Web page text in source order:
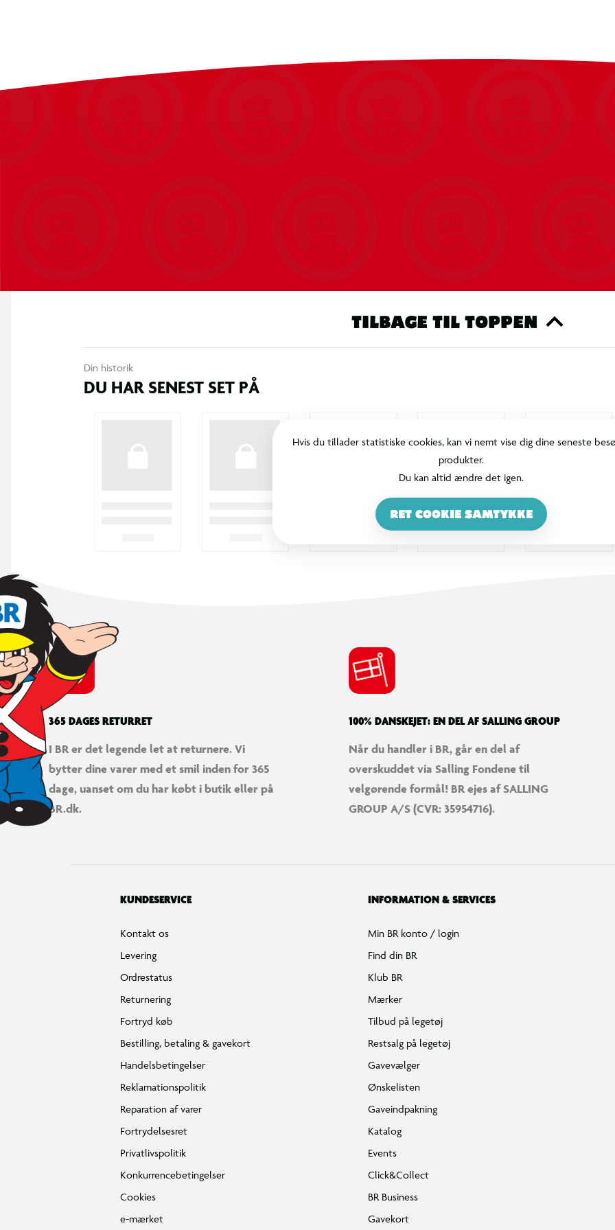
Den bioniske hånd er designet til at kunne justeres og passe de fleste håndstørrelser, hvilket gør det til et
TILBAGE TIL TOPPEN
Din historik
DU HAR SENEST SET PÅ
Hvis du tillader statistiske cookies, kan vi nemt vise dig dine seneste
produkter.
Du kan altid ændre det igen.
RET COOKIE SAMTYKKE
365 DAGES RETURRET
I BR er det legende let at returnere. Vi
bytter dine varer med et smil inden for 365
dage, uanset om du har købt i butik eller på
BR.dk.
100% DANSKEJET: EN DEL AF SALLING GROUP
Når du handler i BR, går en del af
overskuddet via Salling Fondene til
velgørende formål! BR ejes af SALLING
GROUP A/S (CVR: 35954716).
KUNDESERVICE
Kontakt os
Levering
Ordrestatus
Returnering
Fortryd køb
Bestilling, betaling & gavekort
Handelsbetingelser
Reklamationspolitik
Reparation af varer
Fortrydelsesret
Privatlivspolitik
Konkurrencebetingelser
Cookies
e-mærket
INFORMATION & SERVICES
Min BR konto / login
Find din BR
Klub BR
Mærker
Tilbud på legetøj
Restsalg på legetøj
Gavevælger
Ønskelisten
Gaveindpakning
Katalog
Events
Click&Collect
BR Business
Gavekort